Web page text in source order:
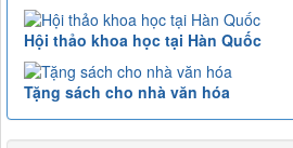
Hội thảo khoa học tại Hàn Quốc
Tặng sách cho nhà văn hóa